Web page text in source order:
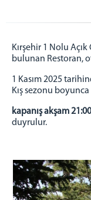
EĞİTİM BİRİMİ
SAĞLIK BİRİMİ
PSİKO-SOSYAL
İŞYURDU
KURUM SOSYAL
RESTORAN
OTO YIKAMA
ATÖLYELER
MOBİLYA
Kırşehir 1 Nolu
bulunan Restoran,
1 Kasım 2025
Kış sezonu
kapanış akşam 21:00
duyrulur.